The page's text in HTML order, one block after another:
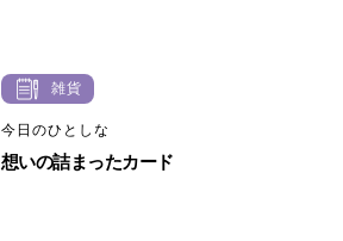
雑貨
今日のひとしな
想いの詰まったカード